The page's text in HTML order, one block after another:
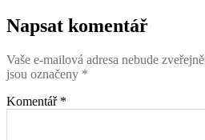
Napsat komentář
Vaše e-mailová adresa nebude
jsou označeny *
Komentář *